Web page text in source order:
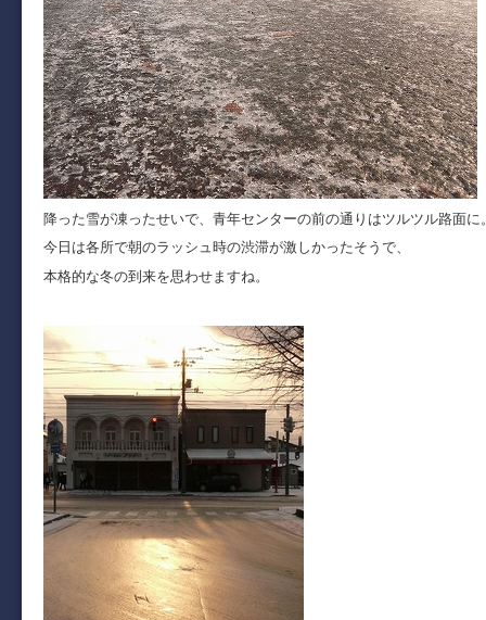
降った雪が凍ったせいで、青年センターの前の通りはツルツル路面に
今日は各所で朝のラッシュ時の渋滞が激しかったそうで、
本格的な冬の到来を思わせますね。